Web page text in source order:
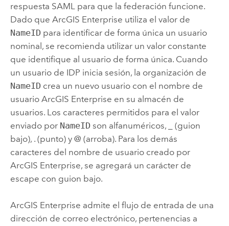
respuesta SAML para que la federación funcione.
Dado que ArcGIS Enterprise utiliza el valor de
NameIDpara identificar de forma única un usuario
nominal, se recomienda utilizar un valor constante
que identifique al usuario de forma única. Cuando
un usuario de IDP inicia sesión, la organización de
NameIDcrea un nuevo usuario con el nombre de
usuario ArcGIS Enterprise en su almacén de
usuarios. Los caracteres permitidos para el valor
enviado por NameIDson alfanuméricos, _ (guion
bajo), . (punto) y @ (arroba). Para los demás
caracteres del nombre de usuario creado por
ArcGIS Enterprise, se agregará un carácter de
escape con guion bajo.
ArcGIS Enterprise admite el flujo de entrada de una
dirección de correo electrónico, pertenencias a